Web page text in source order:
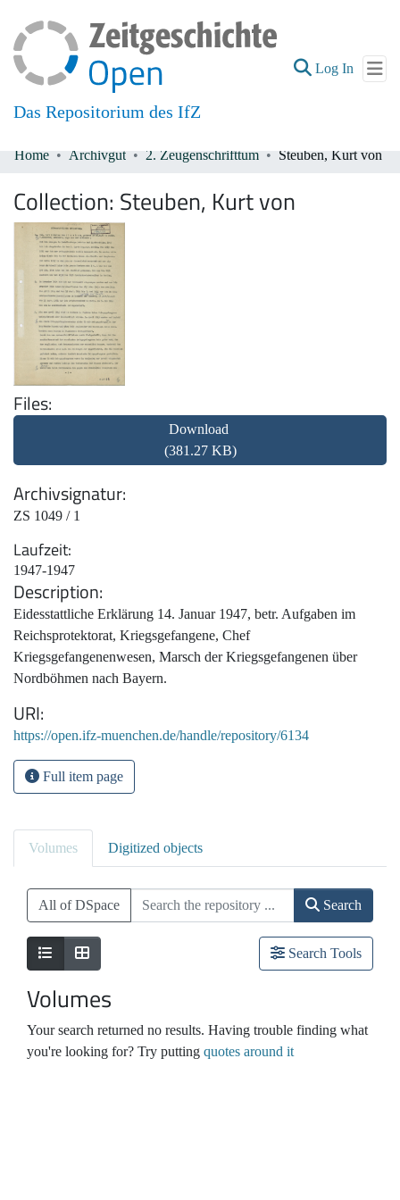
Das Repositorium des IfZ
Log In (current)
All of DSpace
Home Archivgut 2. Zeugenschrifttum Steuben, Kurt von
Collection: Steuben, Kurt von
Files
Download
(381.27 KB)
Archivsignatur
ZS 1049 / 1
Laufzeit
1947-1947
Description
Eidesstattliche Erklärung 14. Januar 1947, betr. Aufgaben im
Reichsprotektorat, Kriegsgefangene, Chef
Kriegsgefangenenwesen, Marsch der Kriegsgefangenen über
Nordböhmen nach Bayern.
URI
https://open.ifz-muenchen.de/handle/repository/6134
Full item page
Volumes Digitized objects
All of DSpace Search
Search Tools
Volumes
Your search returned no results. Having trouble finding what
you're looking for? Try putting quotes around it